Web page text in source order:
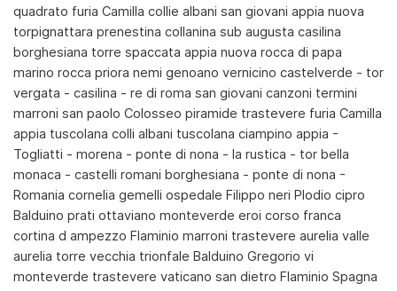
quadrato furia Camilla collie albani san giovani appia nuova
torpignattara prenestina collanina sub augusta casilina
borghesiana torre spaccata appia nuova rocca di papa
marino rocca priora nemi genoano vernicino castelverde - tor
vergata - casilina - re di roma san giovani canzoni termini
marroni san paolo Colosseo piramide trastevere furia Camilla
appia tuscolana colli albani tuscolana ciampino appia -
Togliatti - morena - ponte di nona - la rustica - tor bella
monaca - castelli romani borghesiana - ponte di nona -
Romania cornelia gemelli ospedale Filippo neri Plodio cipro
Balduino prati ottaviano monteverde eroi corso franca
cortina d ampezzo Flaminio marroni trastevere aurelia valle
aurelia torre vecchia trionfale Balduino Gregorio vi
monteverde trastevere vaticano san dietro Flaminio Spagna